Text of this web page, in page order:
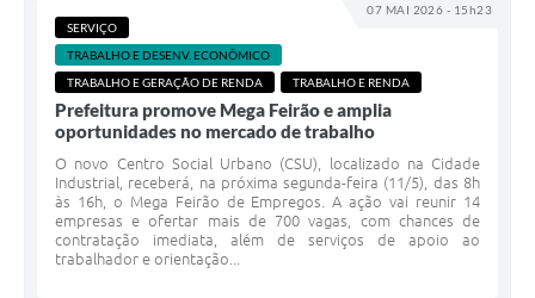
07 MAI 2026 - 15h23
SERVIÇO
TRABALHO E DESENV. ECONÔMICO
TRABALHO E GERAÇÃO DE RENDA
TRABALHO E RENDA
Prefeitura promove Mega Feirão e amplia
oportunidades no mercado de trabalho
O novo Centro Social Urbano (CSU), localizado na Cidade
Industrial, receberá, na próxima segunda-feira (11/5), das 8h
às 16h, o Mega Feirão de Empregos. A ação vai reunir 14
empresas e ofertar mais de 700 vagas, com chances de
contratação imediata, além de serviços de apoio ao
trabalhador e orientação...